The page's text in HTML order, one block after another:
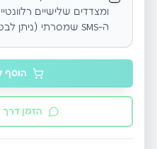
ומצדדים שלישיים
ה-SMS שמסרתי (ניתן לבטל בכל עת).
הוסף
הזמן דרך